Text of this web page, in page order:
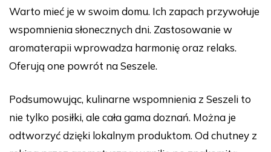
Warto mieć je w swoim domu. Ich zapach przywołuje
wspomnienia słonecznych dni. Zastosowanie w
aromaterapii wprowadza harmonię oraz relaks.
Oferują one powrót na Seszele.
Podsumowując, kulinarne wspomnienia z Seszeli to
nie tylko posiłki, ale cała gama doznań. Można je
odtworzyć dzięki lokalnym produktom. Od chutney z